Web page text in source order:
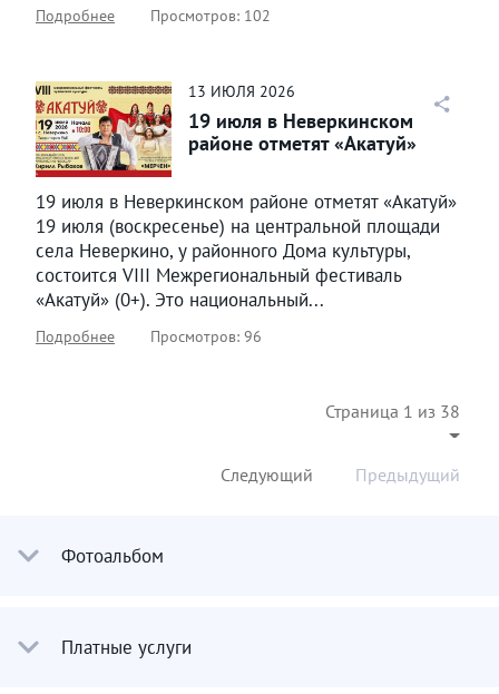
Подробнее Просмотров: 102
13 ИЮЛЯ 2026
19 июля в Неверкинском
районе отметят «Акатуй»
19 июля в Неверкинском районе отметят «Акатуй»
19 июля (воскресенье) на центральной площади
села Неверкино, у районного Дома культуры,
состоится VIII Межрегиональный фестиваль
«Акатуй» (0+). Это национальный...
Подробнее Просмотров: 96
Страница 1 из 38
Предыдущий
Следующий
Фотоальбом
Платные услуги